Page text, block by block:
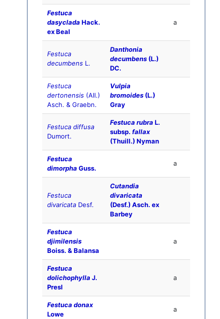
Festuca
dasyclada Hack.
ex Beal
a
Festuca
decumbens L.
Danthonia
decumbens (L.)
DC.
Festuca
dertonensis (All.)
Asch. & Graebn.
Vulpia
bromoides (L.)
Gray
Festuca diffusa
Dumort.
Festuca rubra L.
subsp. fallax
(Thuill.) Nyman
Festuca
dimorpha Guss.
a
Festuca
divaricata Desf.
Cutandia
divaricata
(Desf.) Asch. ex
Barbey
Festuca
djimilensis
Boiss. & Balansa
a
Festuca
dolichophylla J.
Presl
a
Festuca donax
Lowe
a